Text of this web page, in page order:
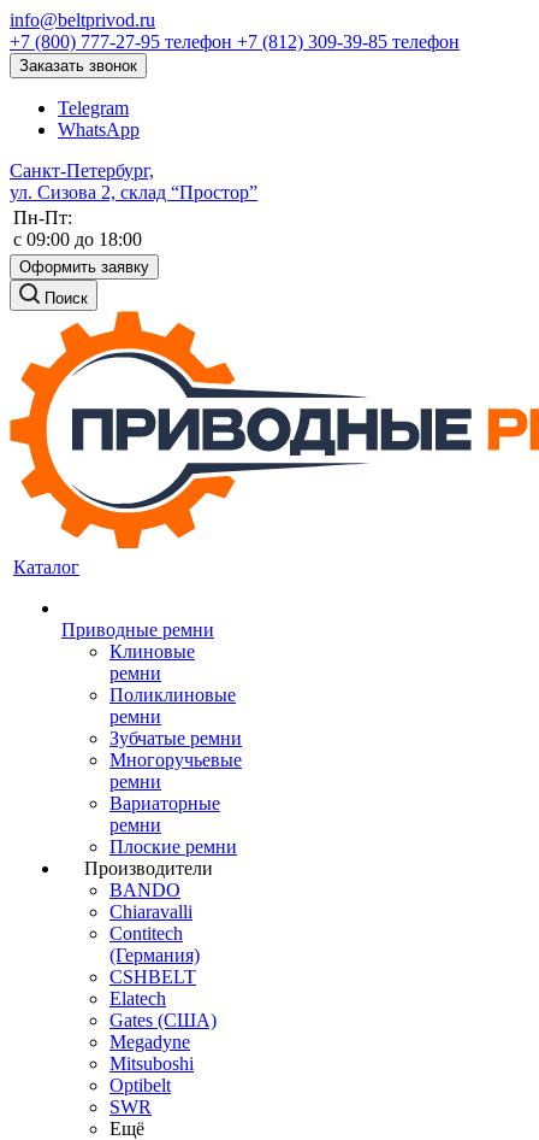
info@beltprivod.ru
+7 (800) 777-27-95 телефон +7 (812) 309-39-85 телефон
Заказать звонок
Telegram
WhatsApp
Санкт-Петербург,
ул. Сизова 2, склад “Простор”
Пн-Пт:
c 09:00 до 18:00
Оформить заявку
Поиск
Каталог
Приводные ремни
Клиновые
ремни
Поликлиновые
ремни
Зубчатые ремни
Многоручьевые
ремни
Вариаторные
ремни
Плоские ремни
Производители
BANDO
Chiaravalli
Contitech
(Германия)
CSHBELT
Elatech
Gates (США)
Megadyne
Mitsuboshi
Optibelt
SWR
Ещё